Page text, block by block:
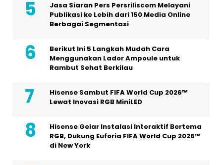
Jasa Siaran Pers Persriliscom Melayani
Publikasi ke Lebih dari 150 Media Online
Berbagai Segmentasi
Berikut Ini 5 Langkah Mudah Cara
Menggunakan Lador Ampoule untuk
Rambut Sehat Berkilau
Hisense Sambut FIFA World Cup 2026™
Lewat Inovasi RGB MiniLED
Hisense Gelar Instalasi Interaktif Bertema
RGB, Dukung Euforia FIFA World Cup 2026™
di New York